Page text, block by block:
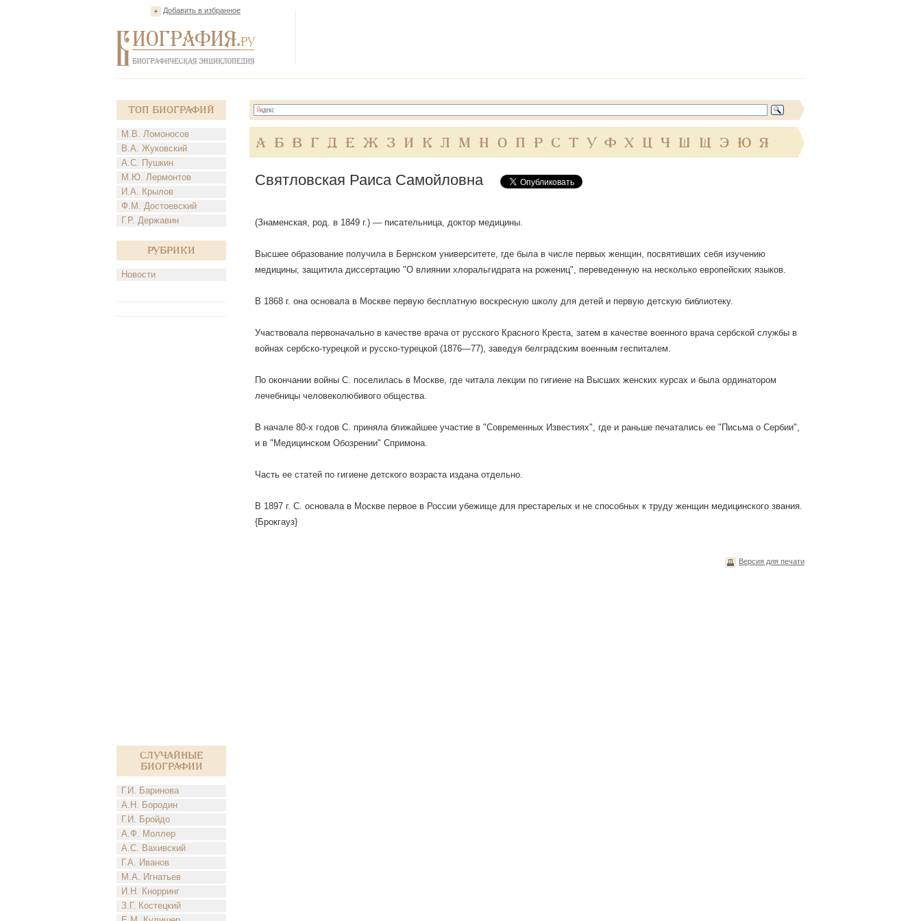
Добавить в избранное
Топ Биографий
М.В. Ломоносов
В.А. Жуковский
А.С. Пушкин
М.Ю. Лермонтов
И.А. Крылов
Ф.М. Достоевский
Г.Р. Державин
Рубрики
Новости
Случайные
биографии
Г.И. Баринова
А.Н. Бородин
Г.И. Бройдо
А.Ф. Моллер
А.С. Вахивский
Г.А. Иванов
М.А. Игнатьев
И.Н. Кнорринг
З.Г. Костецкий
А Б В Г Д Е Ж З И К Л М Н О П Р С Т У Ф Х Ц Ч Ш Щ Э Ю Я
Святловская Раиса Самойловна
(Знаменская, род. в 1849 г.) — писательница, доктор медицины.
Высшее образование получила в Бернском университете, где была в числе первых женщин, посвятивших себя изучению
медицины; защитила диссертацию "О влиянии хлоральгидрата на рожениц", переведенную на несколько европейских языков.
В 1868 г. она основала в Москве первую бесплатную воскресную школу для детей и первую детскую библиотеку.
Участвовала первоначально в качестве врача от русского Красного Креста, затем в качестве военного врача сербской службы в
войнах сербско-турецкой и русско-турецкой (1876—77), заведуя белградским военным геспиталем.
По окончании войны С. поселилась в Москве, где читала лекции по гигиене на Высших женских курсах и была ординатором
лечебницы человеколюбивого общества.
В начале 80-х годов С. приняла ближайшее участие в "Современных Известиях", где и раньше печатались ее "Письма о Сербии",
и в "Медицинском Обозрении" Спримона.
Часть ее статей по гигиене детского возраста издана отдельно.
В 1897 г. С. основала в Москве первое в России убежище для престарелых и не способных к труду женщин медицинского звания.
{Брокгауз}
Версия для печати